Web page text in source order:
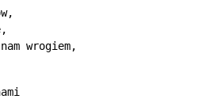
wrogiem,